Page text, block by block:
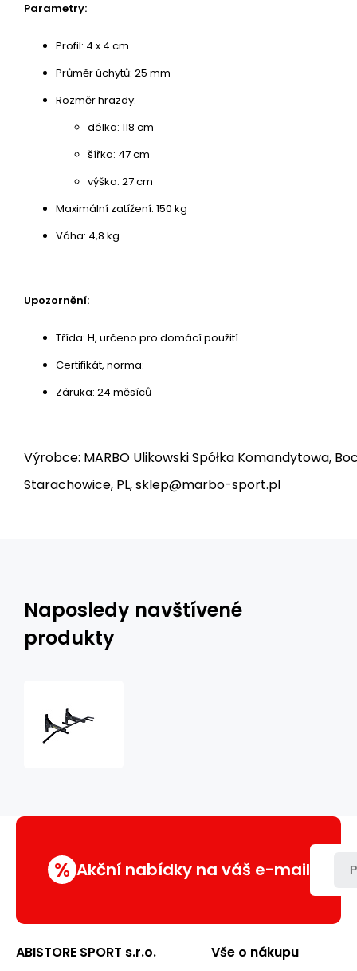
Parametry:
Profil: 4 x 4 cm
Průměr úchytů: 25 mm
Rozměr hrazdy:
délka: 118 cm
šířka: 47 cm
výška: 27 cm
Maximální zatížení: 150 kg
Váha: 4,8 kg
Upozornění:
Třída: H, určeno pro domácí použití
Certifikát, norma:
Záruka: 24 měsíců
Výrobce: MARBO Ulikowski Spółka Komandytowa,
Starachowice, PL, sklep@marbo-sport.pl
Naposledy navštívené
produkty
% Akční nabídky na váš e-mail
ABISTORE SPORT s.r.o. Vše o nákupu